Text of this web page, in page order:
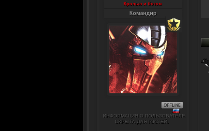
Кролью и ботом
Командир
ИНФОРМАЦИЯ О ПОЛЬЗОВАТЕЛЕ
СКРЫТА ДЛЯ ГОСТЕЙ.